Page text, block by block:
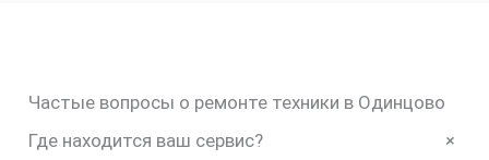
Частые вопросы о ремонте техники в Одинцово
Где находится ваш сервис?
+